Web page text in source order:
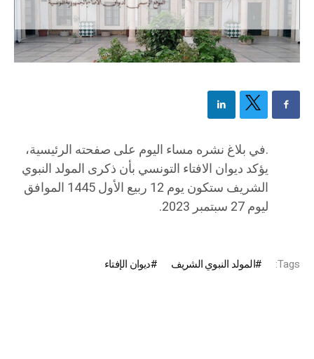
.في بلاغ نشره مساء اليوم على صفحته الرئيسية،
يؤكد ديوان الافتاء التونسي بأن ذكرى المولد النبوي
الشريف ستكون يوم 12 ربيع الأول 1445 الموافق
ليوم 27 سبتمبر 2023.
Tags: المولد النبوي الشريف ديوان الإفتاء